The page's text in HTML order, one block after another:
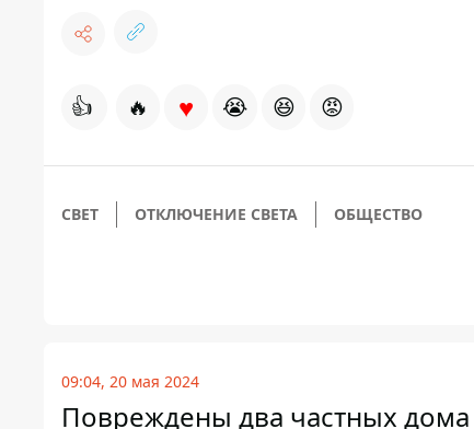
👍 🔥 ♥ 😭 😆 😡
СВЕТ ОТКЛЮЧЕНИЕ СВЕТА ОБЩЕСТВО
09:04, 20 мая 2024
Повреждены два частных дома